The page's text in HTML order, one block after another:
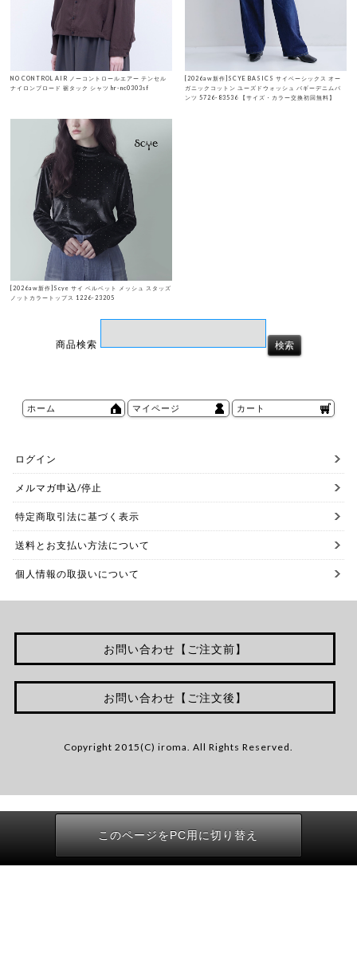
NO CONTROL AIR ノーコントロールエアー テンセル
ナイロンブロード 裾タック シャツ hr-nc0303sf
[2026aw新作]SCYE BASICS サイベーシックス オー
ガニックコットン ユーズドウォッシュ バギーデニムパ
ンツ 5726-83536 【サイズ・カラー交換初回無料】
[2026aw新作]Scye サイ ベルベット メッシュ スタッズ
ノットカラートップス 1226-23205
商品検索
ホーム マイページ カート
ログイン
メルマガ申込/停止
特定商取引法に基づく表示
送料とお支払い方法について
個人情報の取扱いについて
お問い合わせ【ご注文前】
お問い合わせ【ご注文後】
Copyright 2015(C) iroma. All Rights Reserved.
このページをPC用に切り替え